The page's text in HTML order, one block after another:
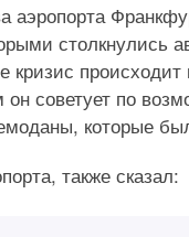
столкнулись
советует по
которые
также сказал: